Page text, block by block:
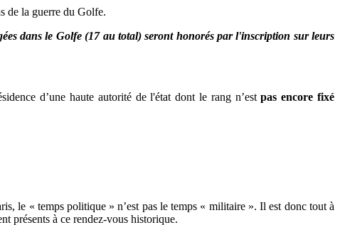
de la guerre du Golfe.
dans le Golfe (17 au total) seront honorés par l'inscription sur leurs
d’une haute autorité de l'état dont le rang n’estpas encore fixé
le « temps politique » n’est pas le temps « militaire ». Il est donc tout à
présents à ce rendez-vous historique.